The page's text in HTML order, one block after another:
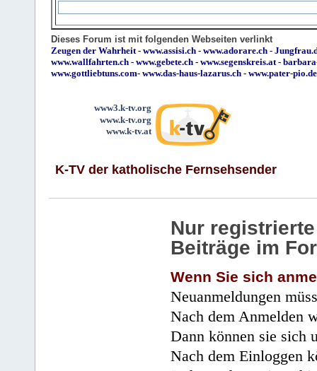
Dieses Forum ist mit folgenden Webseiten verlinkt
Zeugen der Wahrheit- www.assisi.ch - www.adorare.ch -
www.wallfahrten.ch - www.gebete.ch - www.segenskreis.at-
www.gottliebtuns.com- www.das-haus-lazarus.ch - www.pater-pio.de
www3.k-tv.org
www.k-tv.org
www.k-tv.at
K-TV der katholische Fernsehsender
Nur
Beiträge im
Wenn Sie sich
Neuanmeldungen
Nach dem Anmelden
Dann können sie sich
Nach dem Einloggen